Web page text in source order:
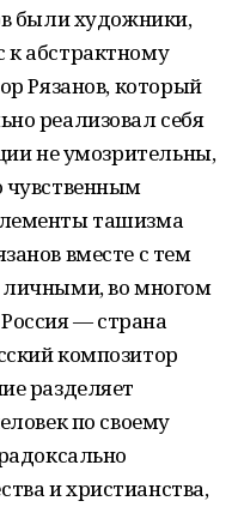
были художники,
к абстрактному
Рязанов, который
реализовал себя
не умозрительны,
чувственным
ташизма
вместе с тем
личными, во многом
— страна
композитор
разделяет
по своему
и христианства,